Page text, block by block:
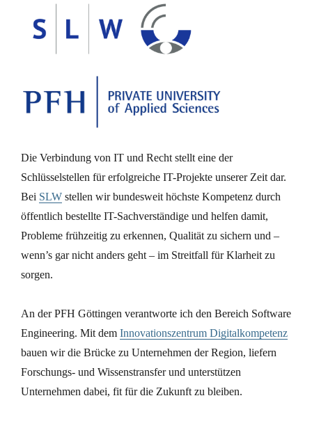
Die Verbindung von IT und Recht stellt eine der
Schlüsselstellen für erfolgreiche IT-Projekte unserer Zeit dar.
Bei SLW stellen wir bundesweit höchste Kompetenz durch
öffentlich bestellte IT-Sachverständige und helfen damit,
Probleme frühzeitig zu erkennen, Qualität zu sichern und –
wenn’s gar nicht anders geht – im Streitfall für Klarheit zu
sorgen.
An der PFH Göttingen verantworte ich den Bereich Software
Engineering. Mit dem Innovationszentrum Digitalkompetenz
bauen wir die Brücke zu Unternehmen der Region, liefern
Forschungs- und Wissenstransfer und unterstützen
Unternehmen dabei, fit für die Zukunft zu bleiben.